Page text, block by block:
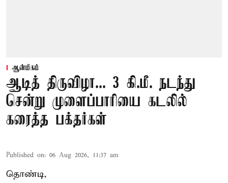
ஆன்மிகம்
ஆடித் திருவிழா... 3 கி.மீ. நடந்து
சென்று முளைப்பாரியை கடலில்
கரைத்த பக்தர்கள்
Published on: 06 Aug 2026, 11:37 am
தொண்டி,